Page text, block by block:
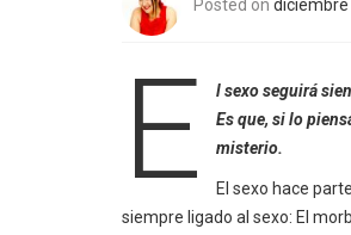
Posted on diciembre
E
l sexo seguirá
Es que, si lo
misterio.
El sexo hace
siempre ligado al sexo: El